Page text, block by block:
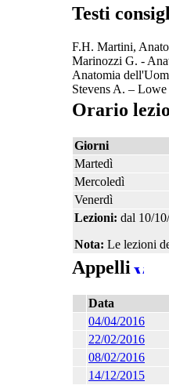
Testi
F.H. Martini,
Marinozzi G. -
Anatomia
Stevens A. –
Orario
Giorni
Martedì
Mercoledì
Venerdì
Lezioni: dal 10/
Nota: Le lezioni
Appelli
Data
04/04/2016
22/02/2016
08/02/2016
14/12/2015